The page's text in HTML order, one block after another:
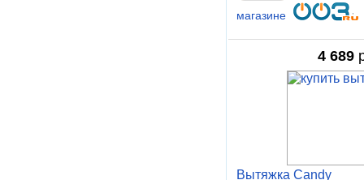
магазине
4 689
Вытяжка Candy